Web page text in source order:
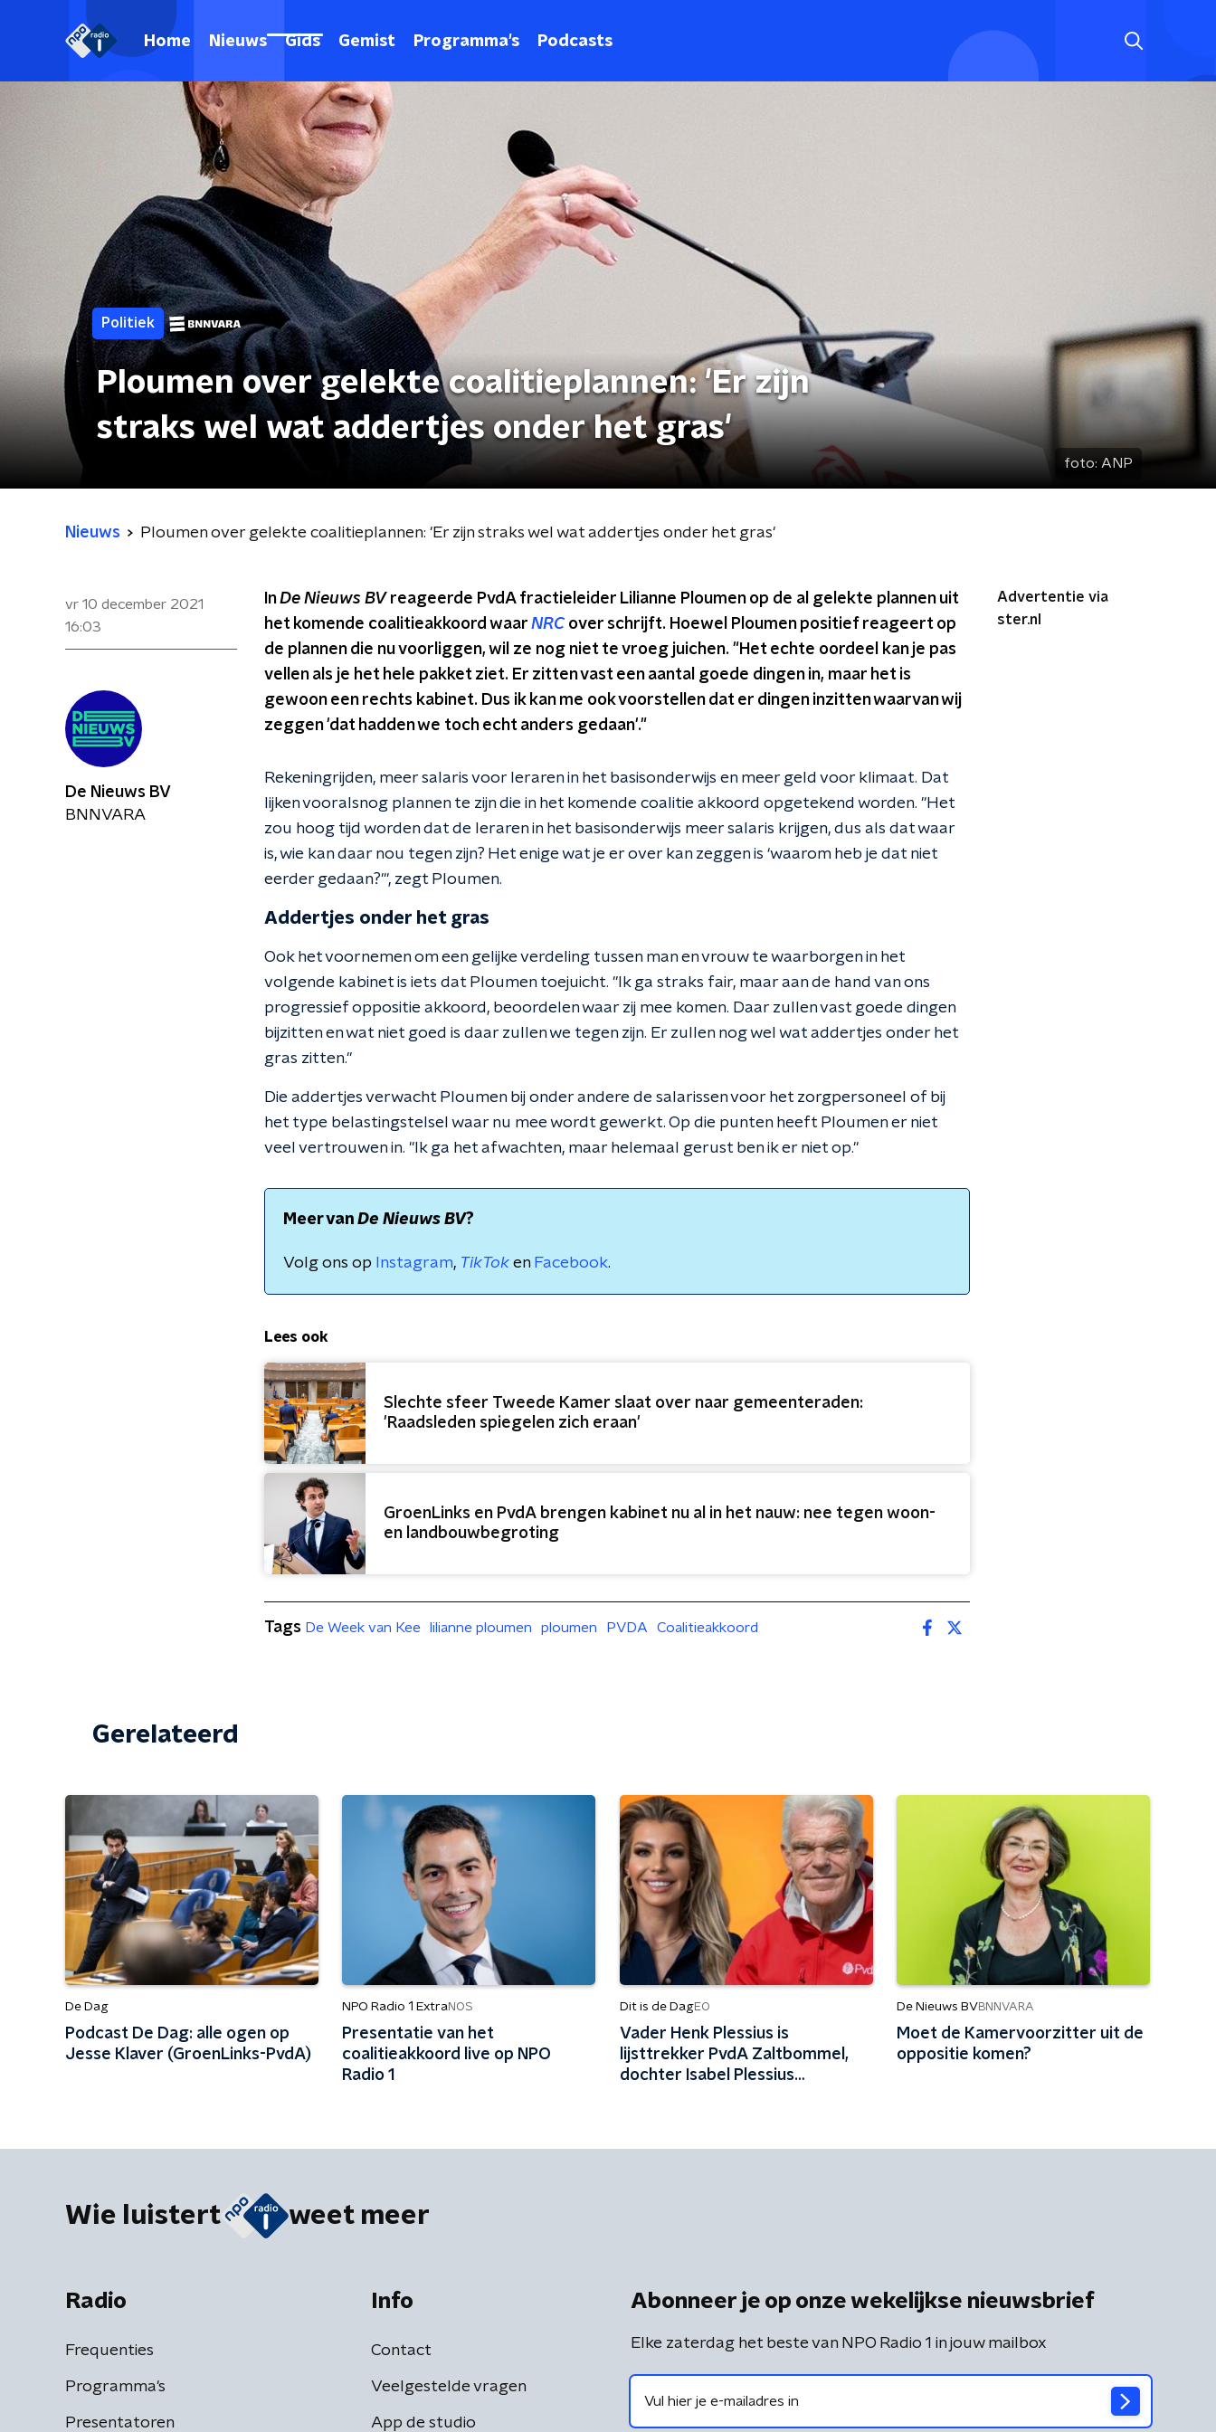
Home Nieuws Gids Gemist Programma's Podcasts
Politiek
Ploumen over gelekte coalitieplannen: 'Er zijn
straks wel wat addertjes onder het gras'
foto: ANP
Nieuws Ploumen over gelekte coalitieplannen: 'Er zijn straks wel wat addertjes onder het gras'
vr 10 december 2021
16:03
InDe Nieuws BVreageerde PvdA fractieleider Lilianne Ploumen op de al gelekte plannen uit
het komende coalitieakkoord waar NRC over schrijft. Hoewel Ploumen positief reageert op
de plannen die nu voorliggen, wil ze nog niet te vroeg juichen. "Het echte oordeel kan je pas
vellen als je het hele pakket ziet. Er zitten vast een aantal goede dingen in, maar het is
gewoon een rechts kabinet. Dus ik kan me ook voorstellen dat er dingen inzitten waarvan wij
zeggen 'dat hadden we toch echt anders gedaan'."
Rekeningrijden, meer salaris voor leraren in het basisonderwijs en meer geld voor klimaat. Dat
lijken vooralsnog plannen te zijn die in het komende coalitie akkoord opgetekend worden. "Het
zou hoog tijd worden dat de leraren in het basisonderwijs meer salaris krijgen, dus als dat waar
is, wie kan daar nou tegen zijn? Het enige wat je er over kan zeggen is ‘waarom heb je dat niet
eerder gedaan?'", zegt Ploumen.
Addertjes onder het gras
Ook het voornemen om een gelijke verdeling tussen man en vrouw te waarborgen in het
volgende kabinet is iets dat Ploumen toejuicht. "Ik ga straks fair, maar aan de hand van ons
progressief oppositie akkoord, beoordelen waar zij mee komen. Daar zullen vast goede dingen
bijzitten en wat niet goed is daar zullen we tegen zijn. Er zullen nog wel wat addertjes onder het
gras zitten."
Die addertjes verwacht Ploumen bij onder andere de salarissen voor het zorgpersoneel of bij
het type belastingstelsel waar nu mee wordt gewerkt. Op die punten heeft Ploumen er niet
veel vertrouwen in. "Ik ga het afwachten, maar helemaal gerust ben ik er niet op."
Meer van De Nieuws BV?
Volg ons op Instagram, TikTok en Facebook.
Lees ook
Slechte sfeer Tweede Kamer slaat over naar gemeenteraden:
'Raadsleden spiegelen zich eraan'
GroenLinks en PvdA brengen kabinet nu al in het nauw: nee tegen woon-
en landbouwbegroting
Advertentie via
ster.nl
De Nieuws BV
BNNVARA
Tags De Week van Kee lilianne ploumen ploumen PVDA Coalitieakkoord
Gerelateerd
De Dag
Podcast De Dag: alle ogen op
Jesse Klaver (GroenLinks-PvdA)
NPO Radio 1 ExtraNOS
Presentatie van het
coalitieakkoord live op NPO
Radio 1
Dit is de DagEO
Vader Henk Plessius is
lijsttrekker PvdA Zaltbommel,
dochter Isabel Plessius
De Nieuws BVBNNVARA
Moet de Kamervoorzitter uit de
oppositie komen?
Wie luistert weet meer
Radio
Frequenties
Programma's
Presentatoren
Info
Contact
Veelgestelde vragen
App de studio
Abonneer je op onze wekelijkse nieuwsbrief
Elke zaterdag het beste van NPO Radio 1 in jouw mailbox